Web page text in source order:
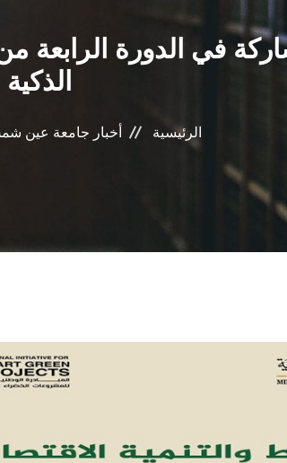
في الدورة الرابعة
الذكية
الرئيسية أخبار جامعة عين